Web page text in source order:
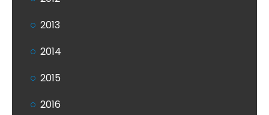
2013
2014
2015
2016